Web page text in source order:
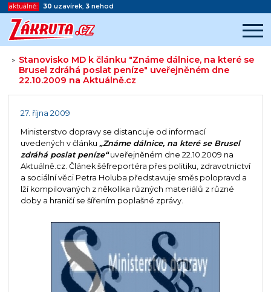
aktuálně: 30 uzavírek, 3 nehod
> Stanovisko MD k článku "Známe dálnice, na které se
Brusel zdráhá poslat peníze" uveřejněném dne
22.10.2009 na Aktuálně.cz
Začátek reklamy
27. října 2009
Ministerstvo dopravy se distancuje od informací
uvedených v článku „Známe dálnice, na které se Brusel
zdráhá poslat peníze“uveřejněném dne 22.10.2009 na
Aktuálně.cz. Článek šéfreportéra přes politiku, zdravotnictví
a sociální věci Petra Holuba představuje směs polopravd a
lží kompilovaných z několika různých materiálů z různé
doby a hraničí se šířením poplašné zprávy.